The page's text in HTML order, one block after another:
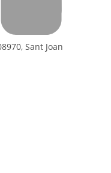
Sant Joan